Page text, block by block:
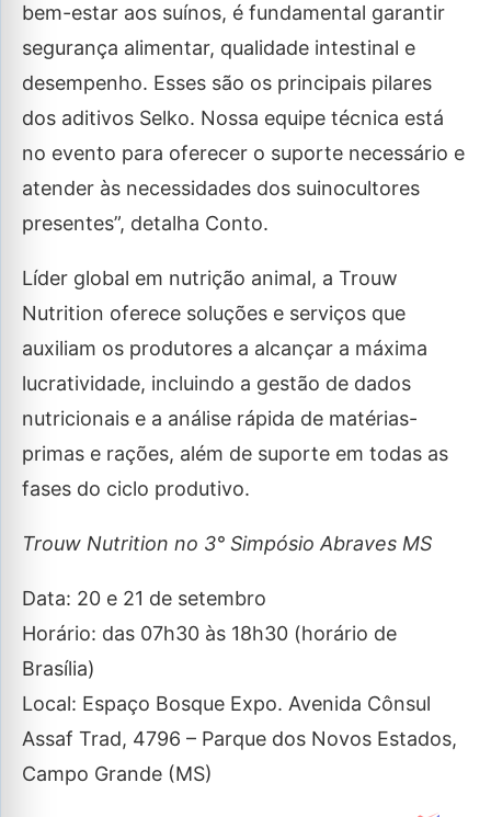
bem-estar aos suínos, é fundamental garantir
segurança alimentar, qualidade intestinal e
desempenho. Esses são os principais pilares
dos aditivos Selko. Nossa equipe técnica está
no evento para oferecer o suporte necessário e
atender às necessidades dos suinocultores
presentes”, detalha Conto.
Líder global em nutrição animal, a Trouw
Nutrition oferece soluções e serviços que
auxiliam os produtores a alcançar a máxima
lucratividade, incluindo a gestão de dados
nutricionais e a análise rápida de matérias-
primas e rações, além de suporte em todas as
fases do ciclo produtivo.
Trouw Nutrition no 3° Simpósio Abraves MS
Data: 20 e 21 de setembro
Horário: das 07h30 às 18h30 (horário de
Brasília)
Local: Espaço Bosque Expo. Avenida Cônsul
Assaf Trad, 4796 – Parque dos Novos Estados,
Campo Grande (MS)